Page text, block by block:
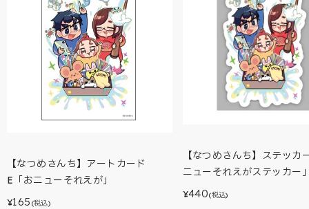
【なつめさんち】アートカード
E「おニューそれえが」
¥165 (税込)
【なつめさんち】ステッカ
ニューそれえがステッカー
¥440(税込)